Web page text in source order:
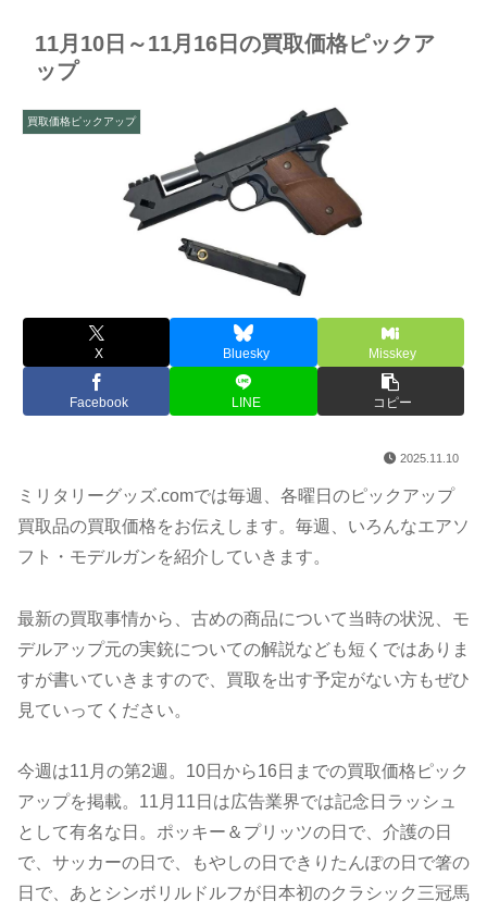
11月10日～11月16日の買取価格ピックア
ップ
買取価格ピックアップ
X Bluesky Misskey
Facebook LINE コピー
2025.11.10
ミリタリーグッズ.comでは毎週、各曜日のピックアップ
買取品の買取価格をお伝えします。毎週、いろんなエアソ
フト・モデルガンを紹介していきます。
最新の買取事情から、古めの商品について当時の状況、モ
デルアップ元の実銃についての解説なども短くではありま
すが書いていきますので、買取を出す予定がない方もぜひ
見ていってください。
今週は11月の第2週。10日から16日までの買取価格ピック
アップを掲載。11月11日は広告業界では記念日ラッシュ
として有名な日。ポッキー＆プリッツの日で、介護の日
で、サッカーの日で、もやしの日できりたんぽの日で箸の
日で、あとシンボリルドルフが日本初のクラシック三冠馬